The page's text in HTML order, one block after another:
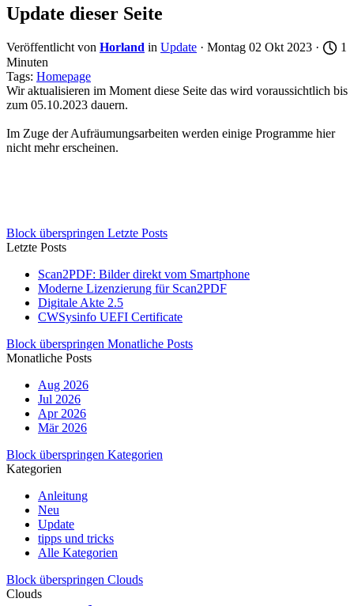
Update dieser Seite
Veröffentlicht von Horland in Update · Montag 02 Okt 2023 ·
1
Minuten
Tags: Homepage
Wir aktualisieren im Moment diese Seite das wird voraussichtlich bis
zum 05.10.2023 dauern.
Im Zuge der Aufräumungsarbeiten werden einige Programme hier
nicht mehr erscheinen.
Block überspringen Letzte Posts
Letzte Posts
Scan2PDF: Bilder direkt vom Smartphone
Moderne Lizenzierung für Scan2PDF
Digitale Akte 2.5
CWSysinfo UEFI Certificate
Block überspringen Monatliche Posts
Monatliche Posts
Aug 2026
Jul 2026
Apr 2026
Mär 2026
Block überspringen Kategorien
Kategorien
Anleitung
Neu
Update
tipps und tricks
Alle Kategorien
Block überspringen Clouds
Clouds